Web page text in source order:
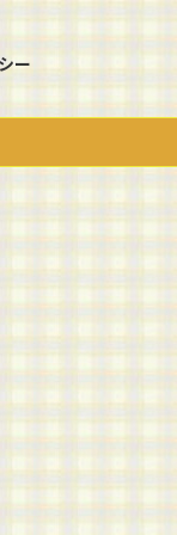
ー